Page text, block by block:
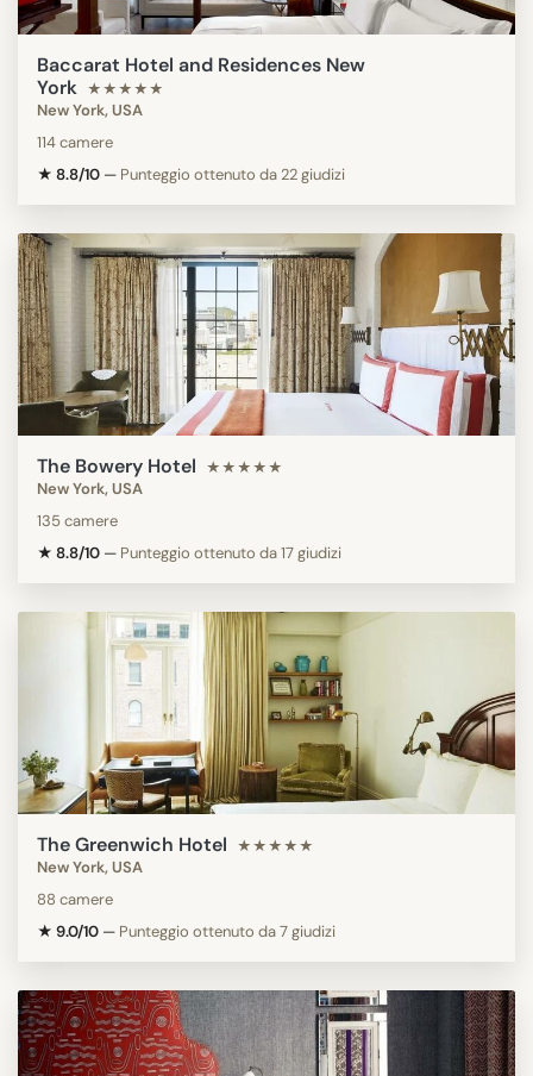
Baccarat Hotel and Residences New
York ★★★★★
New York, USA
114 camere
★ 8.8/10 — Punteggio ottenuto da 22 giudizi
The Bowery Hotel ★★★★★
New York, USA
135 camere
★ 8.8/10 — Punteggio ottenuto da 17 giudizi
The Greenwich Hotel ★★★★★
New York, USA
88 camere
★ 9.0/10 — Punteggio ottenuto da 7 giudizi